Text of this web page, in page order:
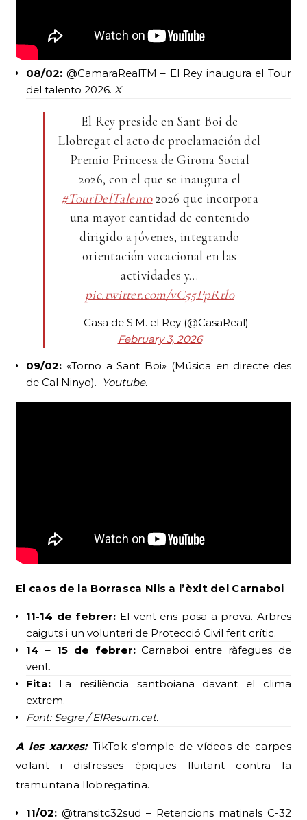
08/02: @CamaraRealTM – El Rey inaugura el Tour
del talento 2026. X
El Rey preside en Sant Boi de
Llobregat el acto de proclamación del
Premio Princesa de Girona Social
2026, con el que se inaugura el
#TourDelTalento2026 que incorpora
una mayor cantidad de contenido
dirigido a jóvenes, integrando
orientación vocacional en las
actividades y…
pic.twitter.com/vC55PpRtl0
— Casa de S.M. el Rey (@CasaReal)
February 3, 2026
09/02: «Torno a Sant Boi» (Música en directe des
de Cal Ninyo). Youtube.
El caos de la Borrasca Nils a l’èxit del Carnaboi
11-14 de febrer: El vent ens posa a prova. Arbres
caiguts i un voluntari de Protecció Civil ferit crític.
14 – 15 de febrer:Carnaboi entre ràfegues de
vent.
Fita: La resiliència santboiana davant el clima
extrem.
Font: Segre / ElResum.cat.
A les xarxes:TikTok s’omple de vídeos de carpes
volant i disfresses èpiques lluitant contra la
tramuntana llobregatina.
11/02: @transitc32sud – Retencions matinals C-32